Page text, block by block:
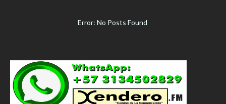
Error: No Posts Found